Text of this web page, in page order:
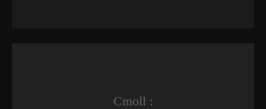
Cmoll :